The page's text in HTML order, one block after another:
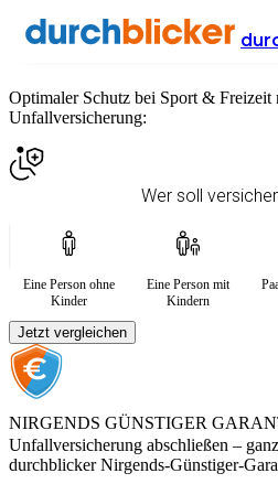
Private
Optimaler Schutz bei Sport & Freizeit
Unfallversicherung:
Wer soll
Eine Person ohne
Kinder
Eine Person mit
Kindern
Jetzt vergleichen
NIRGENDS GÜNSTIGER
Unfallversicherung abschließen –
durchblicker Nirgends-Günstiger-